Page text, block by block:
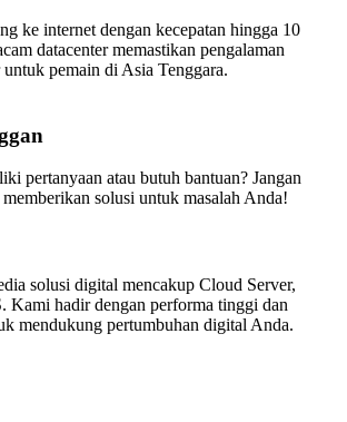
ke internet dengan kecepatan hingga 10
datacenter memastikan pengalaman
pemain di Asia Tenggara.
pertanyaan atau butuh bantuan? Jangan
solusi untuk masalah Anda!
solusi digital mencakup Cloud Server,
Kami hadir dengan performa tinggi dan
mendukung pertumbuhan digital Anda.